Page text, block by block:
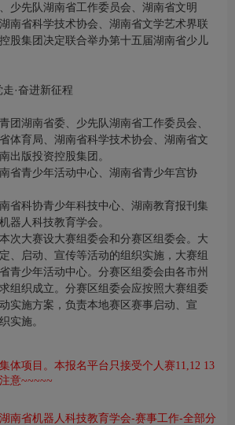
少先队湖南省工作委员会、湖南省文明
南省科学技术协会、湖南省文学艺术界联
股集团决定联合举办第十五届湖南省少儿
走·奋进新征程
团湖南省委、少先队湖南省工作委员会、
体育局、湖南省科学技术协会、湖南省文
出版投资控股集团。
省青少年活动中心、湖南省青少年宫协
省科协青少年科技中心、湖南教育报刊集
器人科技教育学会。
次大赛设大赛组委会和分赛区组委会。大
、启动、宣传等活动的组织实施，大赛组
青少年活动中心。分赛区组委会由各市州
组织成立。分赛区组委会应按照大赛组委
实施方案，负责本地赛区赛事启动、宣
实施。
体项目。本报名平台只接受个人赛11,12 13
意~~~~~
南省机器人科技教育学会-赛事工作-全部分